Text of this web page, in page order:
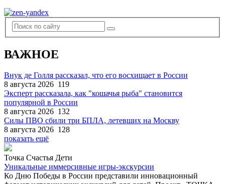
ВАЖНОЕ
Внук де Голля рассказал, что его восхищает в России
8 августа 2026 119
Эксперт рассказала, как "кошачья рыба" становится
популярной в России
8 августа 2026 132
Силы ПВО сбили три БПЛА, летевших на Москву
8 августа 2026 128
показать ещё
Точка Счастья Дети
Уникальные иммерсивные игры-экскурсии
Ко Дню Победы в России представили инновационный